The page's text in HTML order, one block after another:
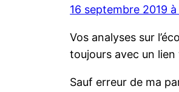
16 septembre 2019
Vos analyses sur
toujours avec un lien
Sauf erreur de ma